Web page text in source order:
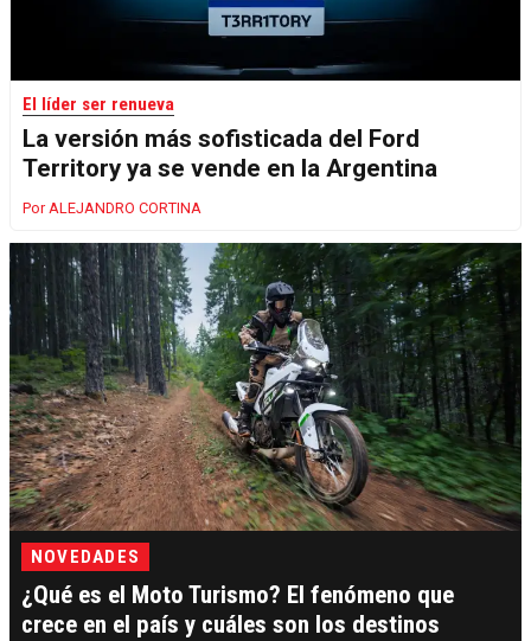
El líder ser renueva
La versión más sofisticada del Ford
Territory ya se vende en la Argentina
ALEJANDRO CORTINA
NOVEDADES
¿Qué es el Moto Turismo? El fenómeno que
crece en el país y cuáles son los destinos